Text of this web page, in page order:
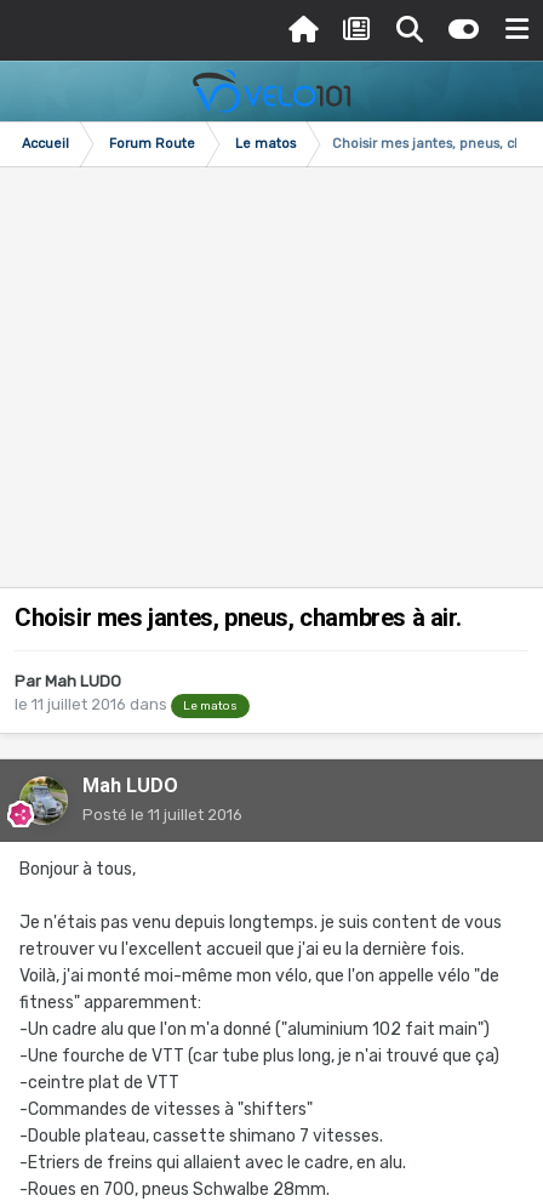
Accueil Forum Route Le matos Choisir mes jantes, pneus,
Choisir mes jantes, pneus, chambres à air.
Par Mah LUDO
le 11 juillet 2016 dans Le matos
Mah LUDO
Posté le 11 juillet 2016
Bonjour à tous,
Je n'étais pas venu depuis longtemps. je suis content de vous
retrouver vu l'excellent accueil que j'ai eu la dernière fois.
Voilà, j'ai monté moi-même mon vélo, que l'on appelle vélo "de
fitness" apparemment:
-Un cadre alu que l'on m'a donné ("aluminium 102 fait main")
-Une fourche de VTT (car tube plus long, je n'ai trouvé que ça)
-ceintre plat de VTT
-Commandes de vitesses à "shifters"
-Double plateau, cassette shimano 7 vitesses.
-Etriers de freins qui allaient avec le cadre, en alu.
-Roues en 700, pneus Schwalbe 28mm.